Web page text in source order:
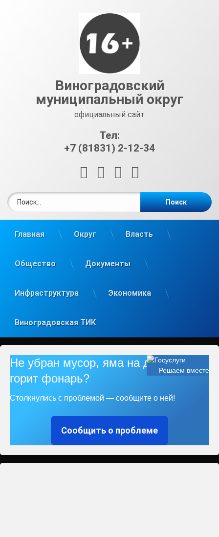
Виноградовский
муниципальный округ
официальный сайт
Тел:
+7 (81831) 2-12-34
RSS E-mailВКонтакте
Главная Округ Власть
Общество Документы
Инфраструктура Экономика
Виноградовская ТИК
Решаем вместе
Не убран мусор, яма на дороге, не
горит фонарь?
Столкнулись с проблемой — сообщите о ней!
Сообщить о проблеме